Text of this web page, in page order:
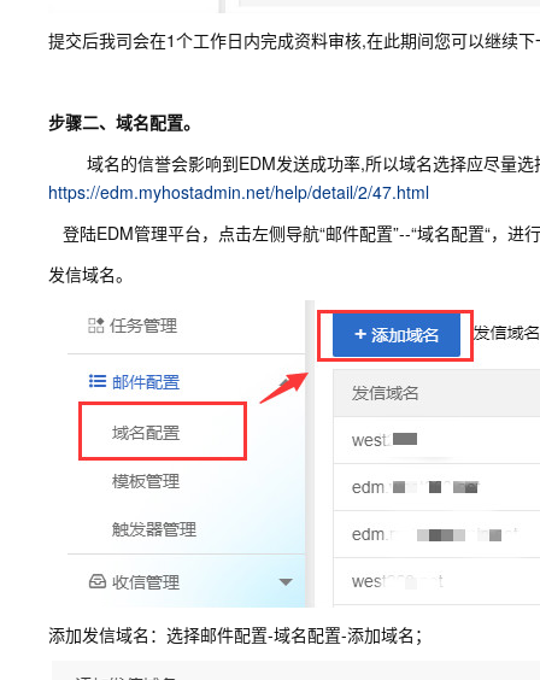
提交后我司会在1个工作日内完成资料审核,在此期间您可以继续
步骤二、域名配置。
域名的信誉会影响到EDM发送成功率,所以域名选择应尽量选
https://edm.myhostadmin.net/help/detail/2/47.html
登陆EDM管理平台，点击左侧导航“邮件配置”--“域名配置“，进
发信域名。
添加发信域名：选择邮件配置-域名配置-添加域名；